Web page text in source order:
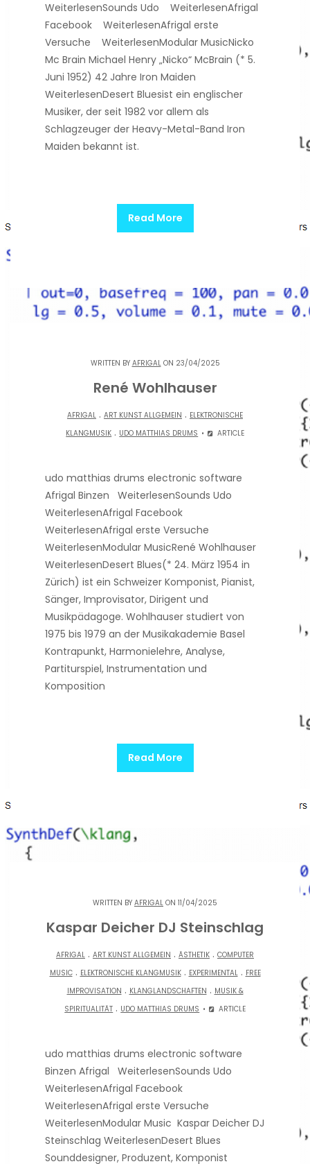
WeiterlesenSounds Udo WeiterlesenAfrigal
Facebook WeiterlesenAfrigal erste
Versuche WeiterlesenModular MusicNicko
Mc Brain Michael Henry „Nicko“ McBrain (* 5.
Juni 1952) 42 Jahre Iron Maiden
WeiterlesenDesert Bluesist ein englischer
Musiker, der seit 1982 vor allem als
Schlagzeuger der Heavy-Metal-Band Iron
Maiden bekannt ist.
Read More
WRITTEN BY AFRIGALON 23/04/2025
René Wohlhauser
AFRIGAL . ART KUNST ALLGEMEIN . ELEKTRONISCHE
KLANGMUSIK . UDO MATTHIAS DRUMS ARTICLE
udo matthias drums electronic software
Afrigal Binzen WeiterlesenSounds Udo
WeiterlesenAfrigal Facebook
WeiterlesenAfrigal erste Versuche
WeiterlesenModular MusicRené Wohlhauser
WeiterlesenDesert Blues(* 24. März 1954 in
Zürich) ist ein Schweizer Komponist, Pianist,
Sänger, Improvisator, Dirigent und
Musikpädagoge. Wohlhauser studiert von
1975 bis 1979 an der Musikakademie Basel
Kontrapunkt, Harmonielehre, Analyse,
Partiturspiel, Instrumentation und
Komposition
Read More
WRITTEN BY AFRIGAL ON 11/04/2025
Kaspar Deicher DJ Steinschlag
AFRIGAL . ART KUNST ALLGEMEIN . ÄSTHETIK . COMPUTER
MUSIC. ELEKTRONISCHE KLANGMUSIK. EXPERIMENTAL. FREE
IMPROVISATION . KLANGLANDSCHAFTEN . MUSIK &
SPIRITUALITÄT . UDO MATTHIAS DRUMS ARTICLE
udo matthias drums electronic software
Binzen Afrigal WeiterlesenSounds Udo
WeiterlesenAfrigal Facebook
WeiterlesenAfrigal erste Versuche
WeiterlesenModular Music Kaspar Deicher DJ
Steinschlag WeiterlesenDesert Blues
Sounddesigner, Produzent, Komponist